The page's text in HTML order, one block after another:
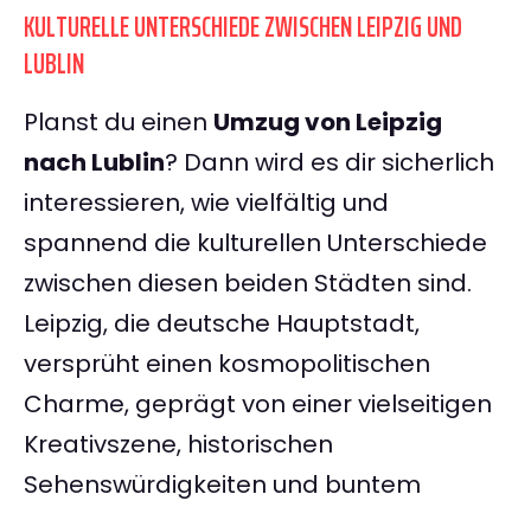
KULTURELLE UNTERSCHIEDE ZWISCHEN LEIPZIG UND
LUBLIN
Planst du einen Umzug von Leipzig
nach Lublin? Dann wird es dir sicherlich
interessieren, wie vielfältig und
spannend die kulturellen Unterschiede
zwischen diesen beiden Städten sind.
Leipzig, die deutsche Hauptstadt,
versprüht einen kosmopolitischen
Charme, geprägt von einer vielseitigen
Kreativszene, historischen
Sehenswürdigkeiten und buntem